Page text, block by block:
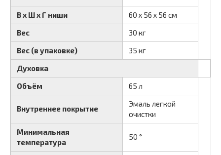
В х Ш х Г ниши
60 х 56 х 56 см
Вес
30 кг
Вес (в упаковке)
35 кг
Духовка
Объём
65 л
Внутреннее покрытие
Эмаль легкой
очистки
Минимальная
температура
50 °